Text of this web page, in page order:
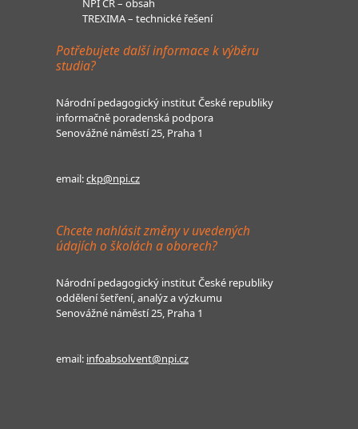
NPI ČR – obsah
TREXIMA – technické řešení
Potřebujete další informace k výběru
studia?
Národní pedagogický institut České republiky
informačně poradenská podpora
Senovážné náměstí 25, Praha 1
email:ckp@npi.cz
Chcete nahlásit změny v uvedených
údajích o školách a oborech?
Národní pedagogický institut České republiky
oddělení šetření, analýz a výzkumu
Senovážné náměstí 25, Praha 1
email: infoabsolvent@npi.cz